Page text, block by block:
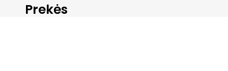
Prekės